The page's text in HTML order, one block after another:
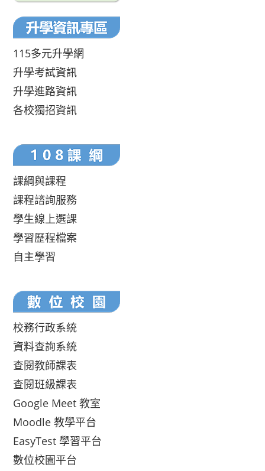
115多元升學網
升學考試資訊
升學進路資訊
各校獨招資訊
課綱與課程
課程諮詢服務
學生線上選課
學習歷程檔案
自主學習
校務行政系統
資料查詢系統
查閱教師課表
查閱班級課表
Google Meet 教室
Moodle 教學平台
EasyTest 學習平台
數位校園平台